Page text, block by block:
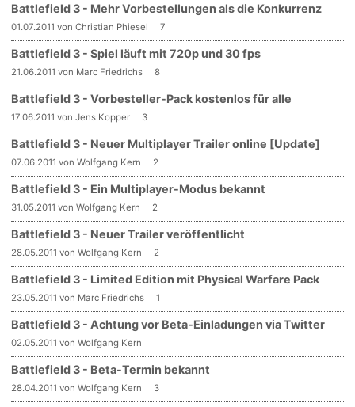
Battlefield 3 - Mehr Vorbestellungen als die Konkurrenz
01.07.2011 von Christian Phiesel 7
Battlefield 3 - Spiel läuft mit 720p und 30 fps
21.06.2011 von Marc Friedrichs 8
Battlefield 3 - Vorbesteller-Pack kostenlos für alle
17.06.2011 von Jens Kopper 3
Battlefield 3 - Neuer Multiplayer Trailer online [Update]
07.06.2011 von Wolfgang Kern 2
Battlefield 3 - Ein Multiplayer-Modus bekannt
31.05.2011 von Wolfgang Kern 2
Battlefield 3 - Neuer Trailer veröffentlicht
28.05.2011 von Wolfgang Kern 2
Battlefield 3 - Limited Edition mit Physical Warfare Pack
23.05.2011 von Marc Friedrichs 1
Battlefield 3 - Achtung vor Beta-Einladungen via Twitter
02.05.2011 von Wolfgang Kern
Battlefield 3 - Beta-Termin bekannt
28.04.2011 von Wolfgang Kern 3